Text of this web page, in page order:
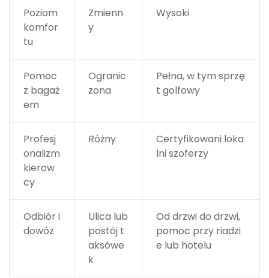
Poziom
komfor
tu
Zmienn
y
Wysoki
Pomoc
z bagaż
em
Ogranic
zona
Pełna, w tym sprzę
t golfowy
Profesj
onalizm
kierow
cy
Różny
Certyfikowani loka
lni szoferzy
Odbiór i
dowóz
Ulica lub
postój t
aksówe
k
Od drzwi do drzwi,
pomoc przy riadzi
e lub hotelu